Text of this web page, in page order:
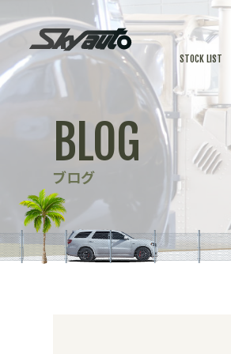
STOCK LIST
BLOG
ブログ